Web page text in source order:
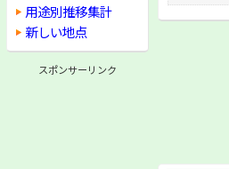
用途別推移集計
新しい地点
スポンサーリンク